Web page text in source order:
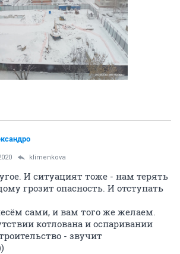
klimenkova
И ситуацият тоже - нам терять
грозит опасность. И отступать
сами, и вам того же желаем.
котлована и оспаривании
- звучит